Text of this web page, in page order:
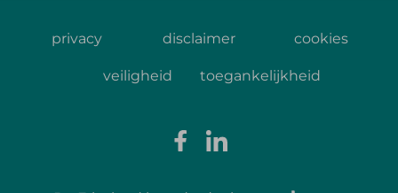
privacy disclaimer cookies
veiligheid toegankelijkheid